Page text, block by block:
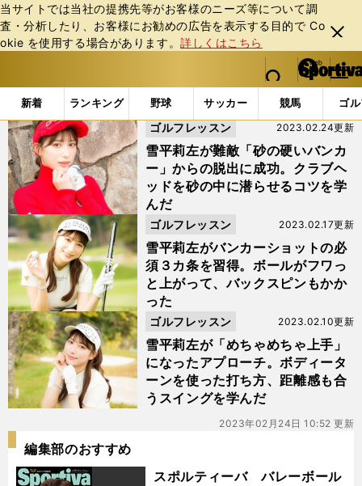
当サイトでは当社の提携先等がお客様のニーズ等について調
査・分析したり、お客様にお勧めの広告を表⽰する⽬的で Co
okie を使⽤する場合があります。詳しくはこちら
閉じ
る
web Sportiva (webスポルティーバ)
検索
マイペ
ー
ジ
メニュ
新着 ランキング 野球 サッカー 競馬 ゴ
b
ス
ポ
ル
テ
ィ
バ
「#距離感」の最新ニュース・ 情報
雪平莉左が難敵「砂の硬いバンカ
ー」からの脱出に成功。クラブヘ
ッドを砂の中に潜らせるコツを学
んだ
2023.02.24更新
ゴルフレッスン
雪平莉左がバンカーショットの必
須３カ条を習得。ボールがフワっ
と上がって、バックスピンもかか
った
2023.02.17更新
ゴルフレッスン
雪平莉左が「めちゃめちゃ上手」
になったアプローチ。ボディータ
ーンを使った打ち方、距離感も合
うスイングを学んだ
2023.02.10更新
ゴルフレッスン
2023年02月24日 10:52 更新
編集部のおすすめ
スポルティーバ バレーボール